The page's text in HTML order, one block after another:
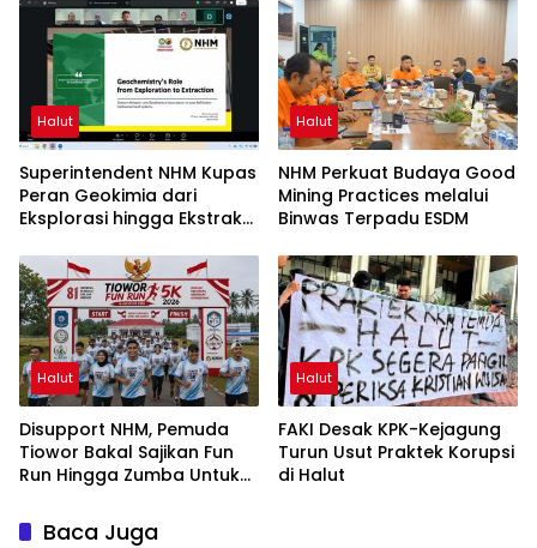
Halut
Superintendent NHM Kupas
Peran Geokimia dari
Eksplorasi hingga Ekstraksi
UNG
Halut
NHM Perkuat Budaya Good
Mining Practices melalui
Binwas Terpadu ESDM
Halut
Disupport NHM, Pemuda
Tiowor Bakal Sajikan Fun
Run Hingga Zumba Untuk
Halut
FAKI Desak KPK-Kejagung
Turun Usut Praktek Korupsi
di Halut
Baca Juga